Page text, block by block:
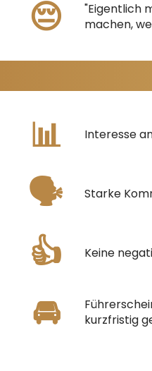
😔
"Eigentlich
machen,
📊 Interesse
🗣️ Starke
👍 Keine
🚘
kurzfristig